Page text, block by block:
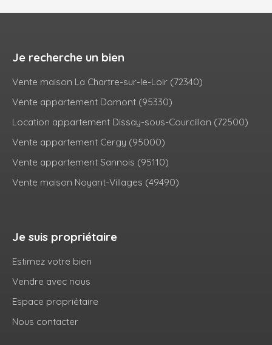
Je recherche un bien
Vente maison La Chartre-sur-le-Loir (72340)
Vente appartement Domont (95330)
Location appartement Dissay-sous-Courcillon (72500)
Vente appartement Cergy (95000)
Vente appartement Sannois (95110)
Vente maison Noyant-Villages (49490)
Je suis propriétaire
Estimez votre bien
Vendre avec nous
Espace propriétaire
Nous contacter